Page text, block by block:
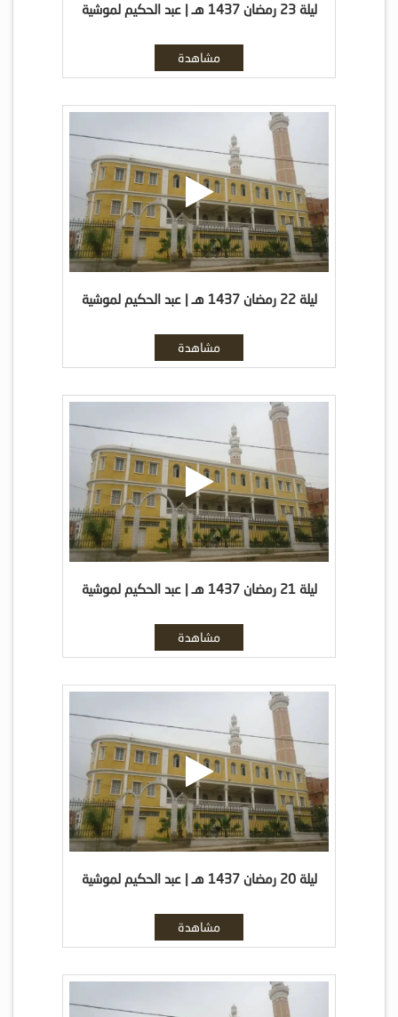
ليلة 23 رمضان 1437 هـ | عبد الحكيم لموشية
مشاهدة
ليلة 22 رمضان 1437 هـ | عبد الحكيم لموشية
مشاهدة
ليلة 21 رمضان 1437 هـ | عبد الحكيم لموشية
مشاهدة
ليلة 20 رمضان 1437 هـ | عبد الحكيم لموشية
مشاهدة